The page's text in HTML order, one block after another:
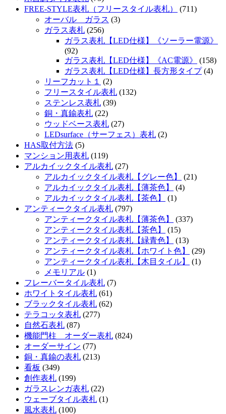
FREE-STYLE表札（フリースタイル表札）
(711)
オーバル ガラス (3)
ガラス表札 (256)
ガラス表札【LED仕様】《ソーラー電源》
(92)
ガラス表札【LED仕様】《AC電源》
(158)
ガラス表札【LED仕様】長方形タイプ(4)
リーフカット１
(2)
フリースタイル表札 (132)
ステンレス表札 (39)
銅・真鍮表札 (22)
ウッドベース表札 (27)
LEDsurface（サーフェス）表札 (2)
HAS取付方法 (5)
マンション用表札 (119)
アルカイックタイル表札 (27)
アルカイックタイル表札【グレー色】
(21)
アルカイックタイル表札【薄茶色】
(4)
アルカイックタイル表札【茶色】
(1)
アンティークタイル表札 (797)
アンティークタイル表札【薄茶色】
(337)
アンティークタイル表札【茶色】
(15)
アンティークタイル表札【緑青色】
(13)
アンティークタイル表札【ホワイト色】
(29)
アンティークタイル表札【木目タイル】
(1)
メモリアル (1)
フレーバータイル表札 (7)
ホワイトタイル表札 (61)
ブラックタイル表札 (62)
テラコッタ表札 (277)
自然石表札 (87)
機能門柱 オーダー表札 (824)
オーダーサイン (77)
銅・真鍮の表札 (213)
看板 (349)
創作表札 (199)
ガラスレンガ表札 (22)
ウェーブタイル表札 (1)
風水表札 (100)